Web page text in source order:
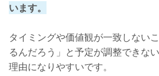
います。
タイミングや価値観が一致しない
るんだろう」と予定が調整できな
理由になりやすいです。